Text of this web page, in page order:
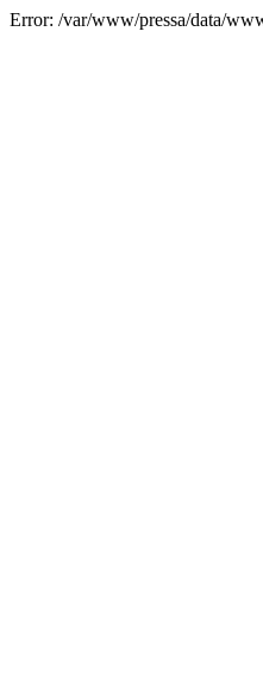
Error: /var/www/pressa/data/